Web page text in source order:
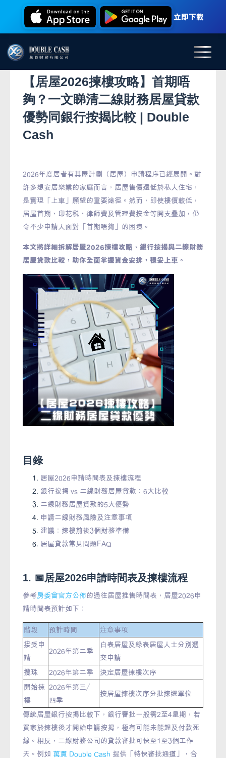
立即下載
【居屋2026揀樓攻略】首期唔
夠？一文睇清二線財務居屋貸款
優勢同銀行按揭比較 | Double
Cash
2026年度居者有其屋計劃（居屋）申請程序已經展開。對
許多想安居樂業的家庭而言，居屋售價遠低於私人住宅，
是實現「上車」願望的重要途徑。然而，即使樓價較低，
居屋首期、印花稅、律師費及管理費按金等開支疊加，仍
令不少申請人面對「首期唔夠」的困境。
本文將詳細拆解居屋2026揀樓攻略、銀行按揭與二線財務
居屋貸款比較，助你全面掌握資金安排，穩妥上車。
目錄
居屋2026申請時間表及揀樓流程
銀行按揭 vs 二線財務居屋貸款：6大比較
二線財務居屋貸款的5大優勢
申請二線財務風險及注意事項
建議：揀樓前後3個財務準備
居屋貸款常見問題FAQ
1. 📅居屋2026申請時間表及揀樓流程
參考房委會官方公佈的過往居屋推售時間表，居屋2026申
請時間表預計如下：
階段 預計時間
注意事項
接受申
請
2026年第二季
白表居屋及綠表居屋人士分別遞
交申請
攪珠
2026年第二季
決定居屋揀樓次序
開始揀
樓
2026年第三／
四季
按居屋揀樓次序分批揀選單位
傳統居屋銀行按揭比較下，銀行審批一般需2至4星期，若
買家於揀樓後才開始申請按揭，極有可能未能趕及付款死
線。相反，二線財務公司的貸款審批可快至1至3個工作
天。例如 萬貫 Double Cash 提供「特快審批通道」，合